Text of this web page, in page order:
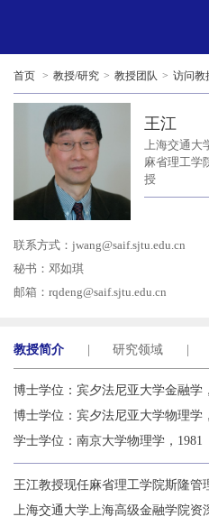
首页 > 教授/研究 > 教授团队 > 访问教
王江
上海交通大
麻省理工学
授
联系方式： jwang@saif.sjtu.edu.cn
秘书：邓如琪
邮箱： rqdeng@saif.sjtu.edu.cn
教授简介 研究领域
博士学位：宾夕法尼亚大学金融学
博士学位：宾夕法尼亚大学物理学
学士学位：南京大学物理学，1981
王江教授现任麻省理工学院斯隆管
上海交通大学上海高级金融学院资